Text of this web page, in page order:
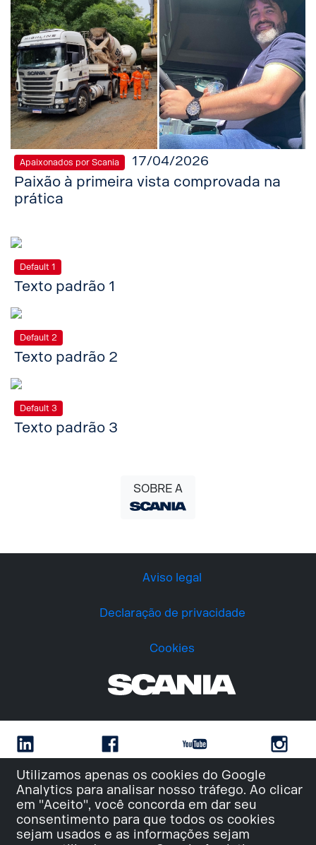
Utilizamos apenas os cookies do Google
Analytics para analisar nosso tráfego. Ao clicar
em "Aceito", você concorda em dar seu
consentimento para que todos os cookies
sejam usados e as informações sejam
Apaixonados por Scania 17/04/2026
Paixão à primeira vista comprovada na
prática
Default 1
Texto padrão 1
Default 2
Texto padrão 2
Default 3
Texto padrão 3
SOBRE A
Aviso legal
Declaração de privacidade
Cookies